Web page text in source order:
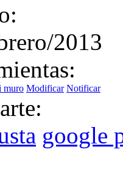
2013
muro Modificar Notificar
google